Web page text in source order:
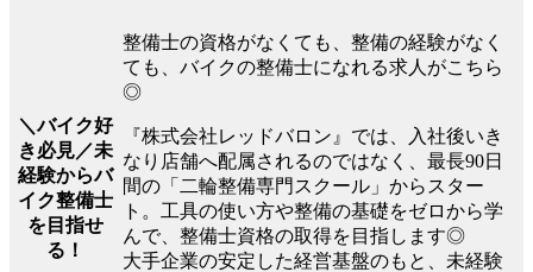
＼バイク好
き必見／未
経験からバ
イク整備士
を目指せ
る！
整備士の資格がなくても、整備の経験がなく
ても、バイクの整備士になれる求人がこちら
◎
『株式会社レッドバロン』では、入社後いき
なり店舗へ配属されるのではなく、最長90日
間の「二輪整備専門スクール」からスター
ト。工具の使い方や整備の基礎をゼロから学
んで、整備士資格の取得を目指します◎
大手企業の安定した経営基盤のもと、未経験